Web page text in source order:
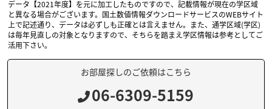
データ【2021年度】を元に加工したものですので、記載情報が現在の学区域
と異なる場合がございます。国土数値情報ダウンロードサービスのWEBサイト
上で記述通り、データは必ずしも正確とは言えません。また、通学区域(学区)
は毎年見直しの対象となりますので、そちらを踏まえ学区情報は参考としてご
活用下さい。
お部屋探しのご依頼はこちら
06-6309-5159